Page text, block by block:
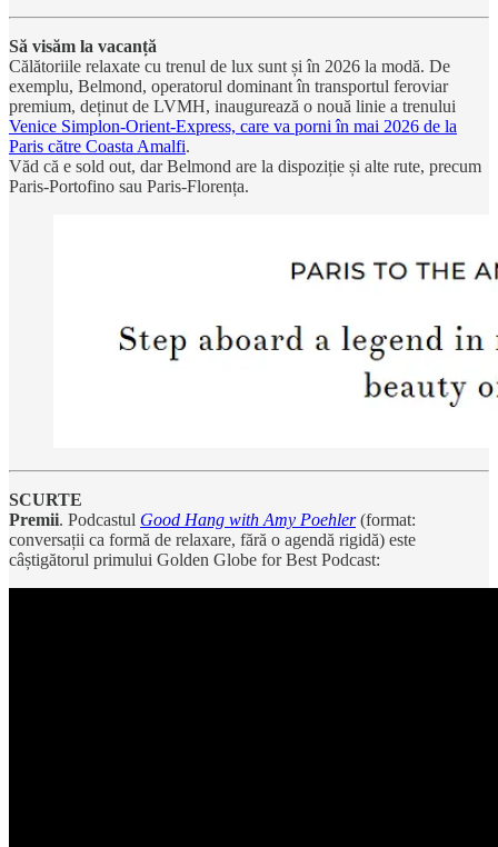
Să visăm la vacanță
Călătoriile relaxate cu trenul de lux sunt și în 2026 la modă. De
exemplu, Belmond, operatorul dominant în transportul feroviar
premium, deținut de LVMH, inaugurează o nouă linie a trenului
Venice Simplon-Orient-Express, care va porni în mai 2026 de la
Paris către Coasta Amalfi.
Văd că e sold out, dar Belmond are la dispoziție și alte rute, precum
Paris-Portofino sau Paris-Florența.
SCURTE
Premii. Podcastul Good Hang with Amy Poehler(format:
conversații ca formă de relaxare, fără o agendă rigidă) este
câștigătorul primului Golden Globe for Best Podcast: